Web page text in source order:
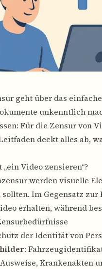
geht über das
unkenntlich
Für die Zensur von
deckt alles ab,
„ein Video zensieren“?
werden visuelle
Im Gegensatz
erhalten, während
der Identität von
:
Krankenakten